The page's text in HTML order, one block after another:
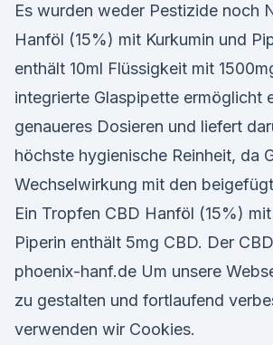
Es wurden weder Pestizide noch
Hanföl (15%) mit Kurkumin und
enthält 10ml Flüssigkeit mit
integrierte Glaspipette ermöglicht
genaueres Dosieren und liefert
höchste hygienische Reinheit, da
Wechselwirkung mit den
Ein Tropfen CBD Hanföl (15%)
Piperin enthält 5mg CBD. Der
phoenix-hanf.de Um unsere
zu gestalten und fortlaufend
verwenden wir Cookies.